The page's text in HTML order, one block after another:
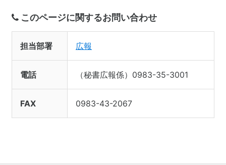
このページに関するお問い合わせ
担当部署 広報
電話 （秘書広報係）0983-35-3001
FAX 0983-43-2067